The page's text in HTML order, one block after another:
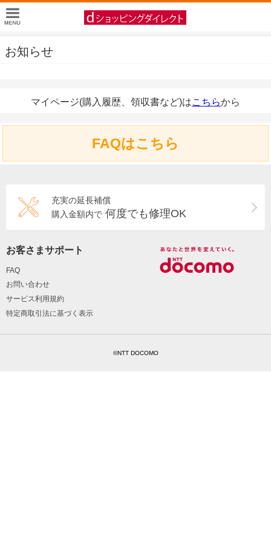
お知らせ
マイページ(購入履歴、領収書など)はこちらから
FAQはこちら
充実の延長補償
購入金額内で 何度でも修理OK
お客さまサポート
FAQ
お問い合わせ
サービス利用規約
特定商取引法に基づく表示
©NTT DOCOMO